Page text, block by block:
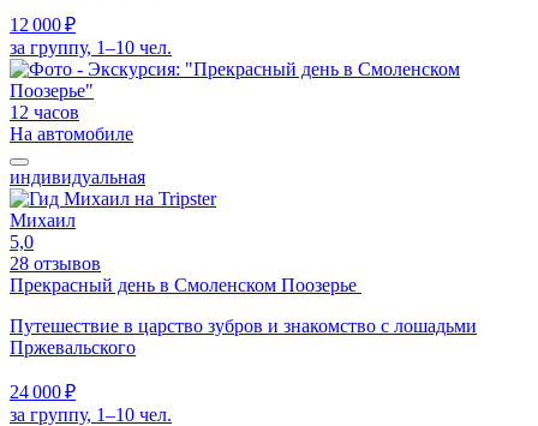
12 000 ₽
за группу, 1–10 чел.
12 часов
На автомобиле
индивидуальная
Михаил
5,0
28 отзывов
Прекрасный день в Смоленском Поозерье
Путешествие в царство зубров и знакомство с лошадьми
Пржевальского
24 000 ₽
за группу, 1–10 чел.